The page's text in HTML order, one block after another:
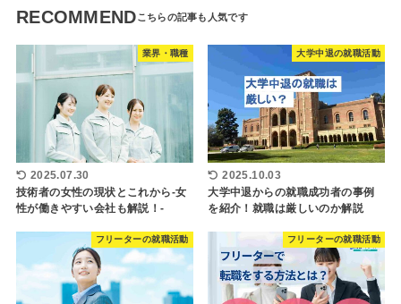
RECOMMEND
業界・職種
2025.07.30
技術者の女性の現状とこれから-女
性が働きやすい会社も解説！-
大学中退の就職活動
2025.10.03
大学中退からの就職成功者の事例
を紹介！就職は厳しいのか解説
フリーターの就職活動 フリーターの就職活動